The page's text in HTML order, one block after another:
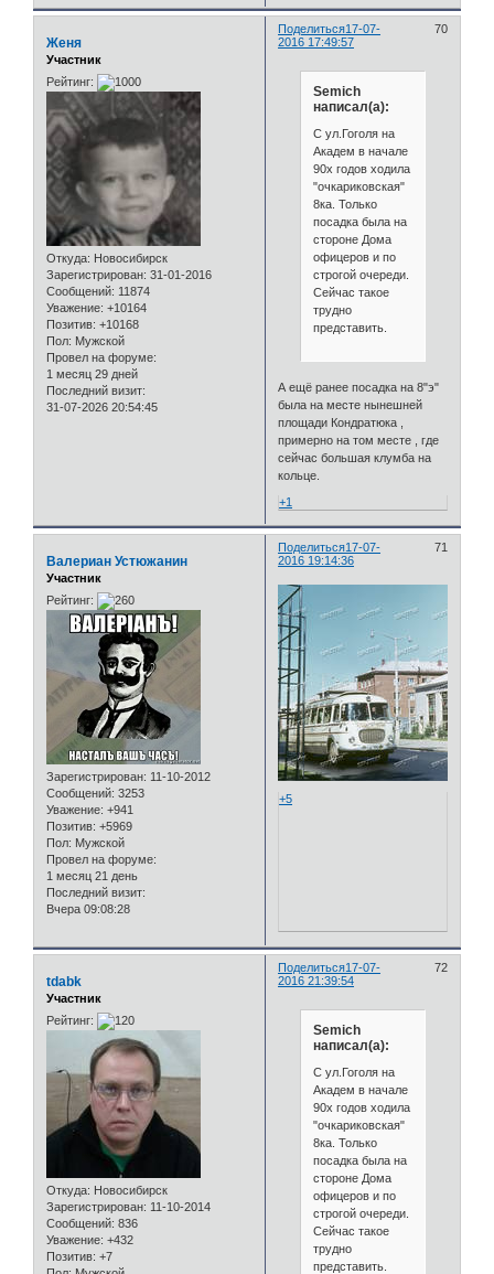
Поделиться 70
17-07-
2016 17:49:57
Женя
Участник
Рейтинг:
Откуда: Новосибирск
Зарегистрирован: 31-01-2016
Сообщений: 11874
Уважение: +10164
Позитив: +10168
Пол: Мужской
Провел на форуме:
1 месяц 29 дней
Последний визит:
31-07-2026 20:54:45
Semich
написал(а):
С ул.Гоголя на
Академ в начале
90х годов ходила
"очкариковская"
8ка. Только
посадка была на
стороне Дома
офицеров и по
строгой очереди.
Сейчас такое
трудно
представить.
А ещё ранее посадка на 8"э"
была на месте нынешней
площади Кондратюка ,
примерно на том месте , где
сейчас большая клумба на
кольце.
+1
Поделиться 71
17-07-
2016 19:14:36
Валериан Устюжанин
Участник
Рейтинг:
Зарегистрирован: 11-10-2012
Сообщений: 3253
Уважение: +941
Позитив: +5969
Пол: Мужской
Провел на форуме:
1 месяц 21 день
Последний визит:
Вчера 09:08:28
+5
Поделиться 72
17-07-
2016 21:39:54
tdabk
Участник
Рейтинг:
Откуда: Новосибирск
Зарегистрирован: 11-10-2014
Сообщений: 836
Уважение: +432
Позитив: +7
Semich
написал(а):
С ул.Гоголя на
Академ в начале
90х годов ходила
"очкариковская"
8ка. Только
посадка была на
стороне Дома
офицеров и по
строгой очереди.
Сейчас такое
трудно
представить.